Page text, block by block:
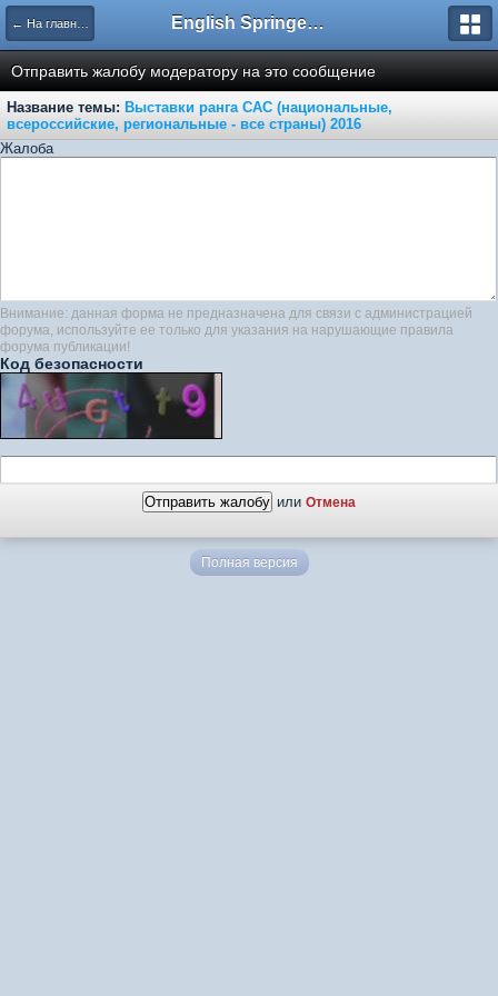
← На главную English Springer Spaniel Club
Отправить жалобу модератору на это сообщение
Название темы: Выставки ранга САС (национальные,
всероссийские, региональные - все страны) 2016
Жалоба
Внимание: данная форма не предназначена для связи с администрацией
форума, используйте ее только для указания на нарушающие правила
форума публикации!
Код безопасности
или Отмена
Полная версия